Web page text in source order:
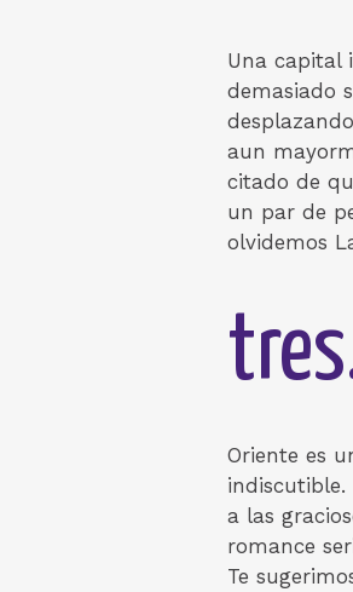
Una capital
demasiado
aun
citado de
un par de
olvidemos
Oriente es
indiscutible.
a las
romance
Te